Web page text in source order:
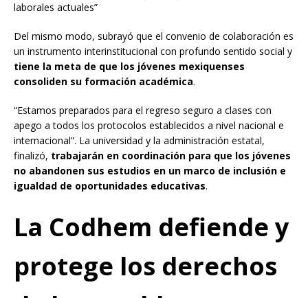
laborales actuales”
Del mismo modo, subrayó que el convenio de colaboración es
un instrumento interinstitucional con profundo sentido social y
tiene la meta de que los jóvenes mexiquenses
consoliden su formación académica.
“Estamos preparados para el regreso seguro a clases con
apego a todos los protocolos establecidos a nivel nacional e
internacional”. La universidad y la administración estatal,
finalizó, trabajarán en coordinación para que los jóvenes
no abandonen sus estudios en un marco de inclusión e
igualdad de oportunidades educativas.
La Codhem defiende y
protege los derechos